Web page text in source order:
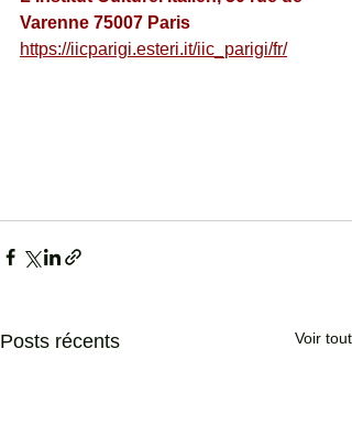
Varenne 75007 Paris
https://iicparigi.esteri.it/iic_parigi/fr/
Posts récents Voir tout